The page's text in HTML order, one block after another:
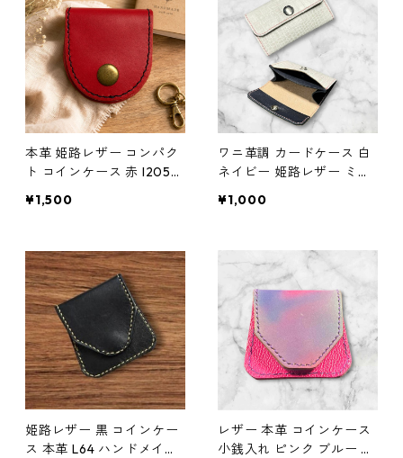
本革 姫路レザー コンパク
ト コインケース 赤 l205
イド
¥1,500
ワニ革調 カードケース 白
ネイビー 姫路レザー ミニ
L42 本革 革財布 ハンドメ
¥1,000
姫路レザー 黒 コインケー
ス 本革 L64 ハンドメイド
レザー 本革 コインケース
小銭入れ ピンク ブルー グ